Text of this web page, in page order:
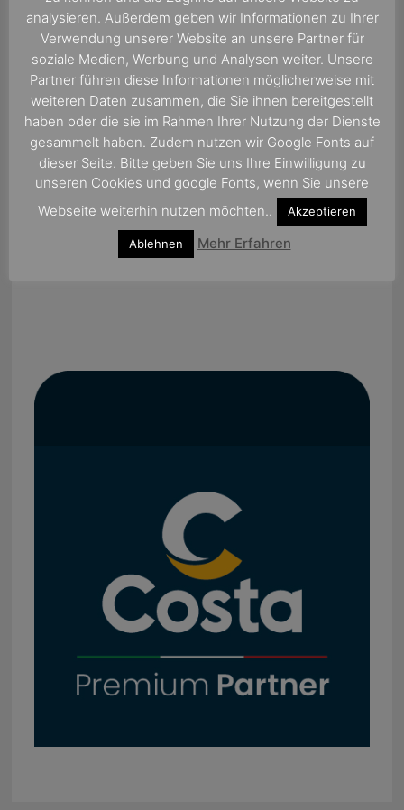
Tipps von MSC für Ihre Kreuzfahrt
15. März 2017
analysieren. Außerdem geben wir Informationen zu Ihrer
Verwendung unserer Website an unsere Partner für
soziale Medien, Werbung und Analysen weiter. Unsere
Partner führen diese Informationen möglicherweise mit
weiteren Daten zusammen, die Sie ihnen bereitgestellt
haben oder die sie im Rahmen Ihrer Nutzung der Dienste
gesammelt haben. Zudem nutzen wir Google Fonts auf
dieser Seite. Bitte geben Sie uns Ihre Einwilligung zu
unseren Cookies und google Fonts, wenn Sie unsere
Webseite weiterhin nutzen möchten..
Akzeptieren
Ablehnen Mehr Erfahren